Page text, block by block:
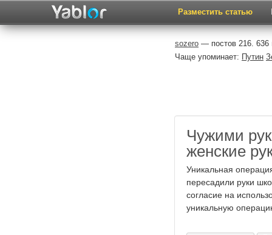
Разместить статью
sozero — постов 216.
Чаще упоминает: Путин
Чужими
женские
Уникальная
пересадили руки
согласие на
уникальную